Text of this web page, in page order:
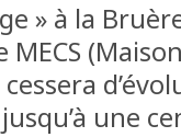
» à la
une